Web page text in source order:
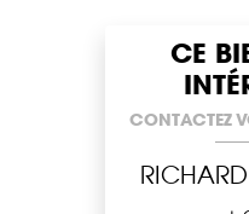
CE
CONTACTEZ